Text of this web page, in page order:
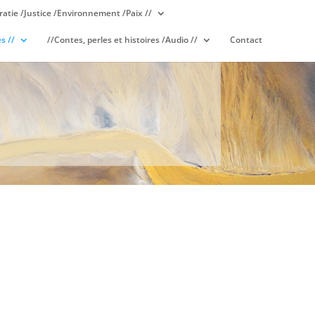
/Justice /Environnement /Paix //
// //Contes, perles et histoires /Audio // Contact